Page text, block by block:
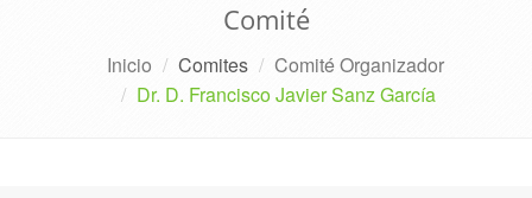
Comité
Inicio Comites
Comité Organizador
Dr. D. Francisco Javier Sanz García